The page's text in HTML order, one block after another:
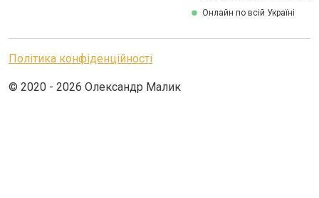
Онлайн по всій Україні
Політика конфіденційності
© 2020 - 2026 Олександр Малик